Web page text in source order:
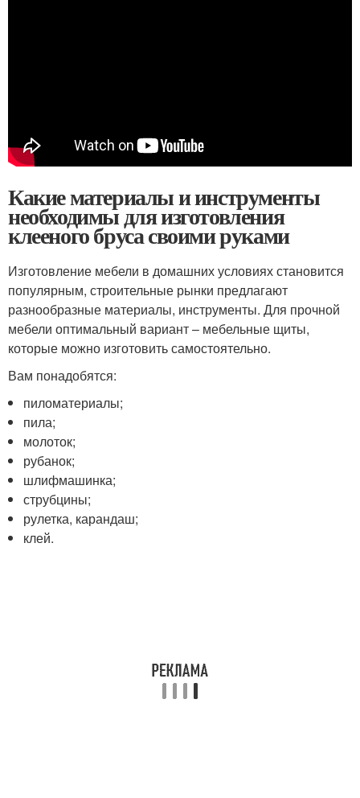
Какие материалы и инструменты
необходимы для изготовления
клееного бруса своими руками
Изготовление мебели в домашних условиях становится
популярным, строительные рынки предлагают
разнообразные материалы, инструменты. Для прочной
мебели оптимальный вариант – мебельные щиты,
которые можно изготовить самостоятельно.
Вам понадобятся:
пиломатериалы;
пила;
молоток;
рубанок;
шлифмашинка;
струбцины;
рулетка, карандаш;
клей.